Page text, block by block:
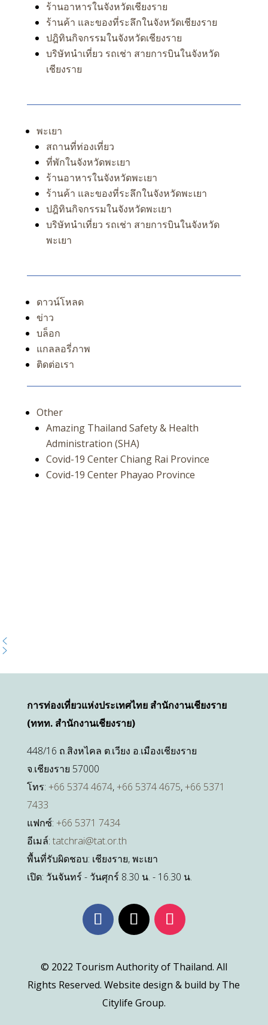
ร้านอาหารในจังหวัดเชียงราย
ร้านค้า และของที่ระลึกในจังหวัดเชียงราย
ปฎิทินกิจกรรมในจังหวัดเชียงราย
บริษัทนำเที่ยว รถเช่า สายการบินในจังหวัด
เชียงราย
พะเยา
สถานที่ท่องเที่ยว
ที่พักในจังหวัดพะเยา
ร้านอาหารในจังหวัดพะเยา
ร้านค้า และของที่ระลึกในจังหวัดพะเยา
ปฎิทินกิจกรรมในจังหวัดพะเยา
บริษัทนำเที่ยว รถเช่า สายการบินในจังหวัด
พะเยา
ดาวน์โหลด
ข่าว
บล็อก
แกลลอรี่ภาพ
ติดต่อเรา
Other
Amazing Thailand Safety & Health
Administration (SHA)
Covid-19 Center Chiang Rai Province
Covid-19 Center Phayao Province
การท่องเที่ยวแห่งประเทศไทย สำนักงานเชียงราย
(ททท. สำนักงานเชียงราย)
448/16 ถ.สิงหไคล ต.เวียง อ.เมืองเชียงราย
จ.เชียงราย 57000
โทร: +66 5374 4674,+66 5374 4675,+66 5371
7433
แฟกซ์: +66 5371 7434
อีเมล์: tatchrai@tat.or.th
พื้นที่รับผิดชอบ: เชียงราย, พะเยา
เปิด: วันจันทร์ - วันศุกร์ 8.30 น. - 16.30 น.
© 2022 Tourism Authority of Thailand. All
Rights Reserved. Website design & build by The
Citylife Group.